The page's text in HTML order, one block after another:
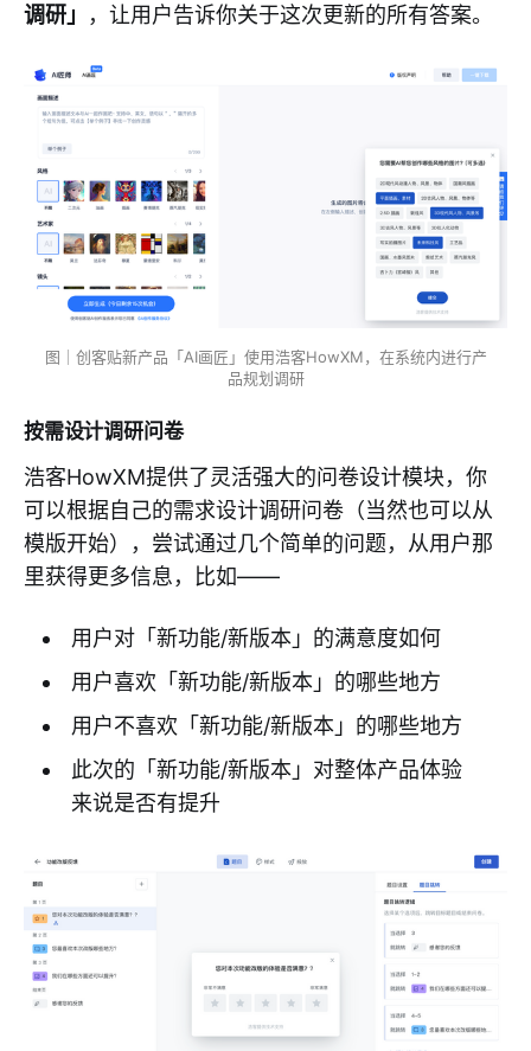
调研」
，让用户告诉你关于这次更新的所有答案。
图｜创客贴新产品「AI画匠」使用浩客HowXM，在系统内进行产
品规划调研
按需设计调研问卷
浩客HowXM提供了灵活强大的问卷设计模块，你
可以根据自己的需求设计调研问卷（当然也可以从
模版开始），尝试通过几个简单的问题，从用户那
里获得更多信息，比如——
用户对「新功能/新版本」的满意度如何
用户喜欢「新功能/新版本」的哪些地方
用户不喜欢「新功能/新版本」的哪些地方
此次的「新功能/新版本」对整体产品体验
来说是否有提升